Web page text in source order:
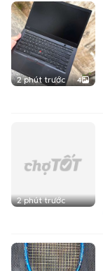
2 phút trước 4
2 phút trước